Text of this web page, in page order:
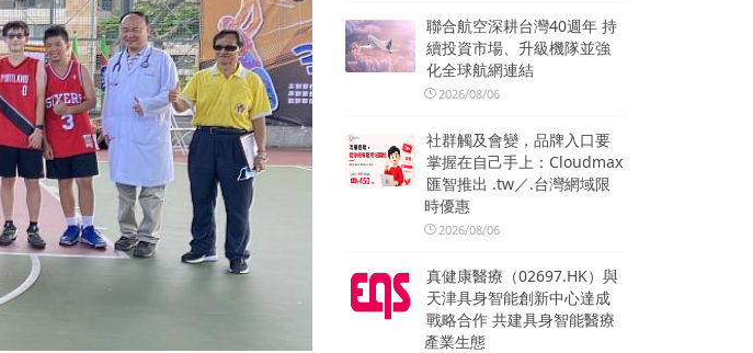
聯合航空深耕台灣40週年 持
續投資市場、升級機隊並強
化全球航網連結
2026/08/06
社群觸及會變，品牌入口要
掌握在自己手上：Cloudmax
匯智推出 .tw／.台灣網域限
時優惠
2026/08/06
真健康醫療（02697.HK）與
天津具身智能創新中心達成
戰略合作 共建具身智能醫療
產業生態